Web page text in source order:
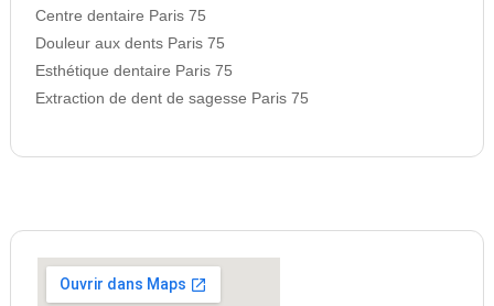
Centre dentaire Paris 75
Douleur aux dents Paris 75
Esthétique dentaire Paris 75
Extraction de dent de sagesse Paris 75